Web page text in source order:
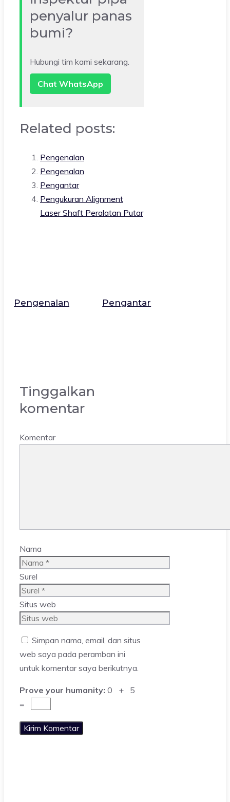
penyalur panas
bumi?
Hubungi tim kami sekarang.
Chat WhatsApp
Related posts:
Pengenalan
Pengenalan
Pengantar
Pengukuran Alignment
Laser Shaft Peralatan Putar
Pengenalan Pengantar
Tinggalkan
komentar
Komentar
Nama
Surel
Situs web
Simpan nama, email, dan situs
web saya pada peramban ini
untuk komentar saya berikutnya.
Prove your humanity: 0 + 5
=